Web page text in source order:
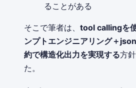
ることがある
そこで筆者は、 tool callingを
ンプトエンジニアリング＋
約で構造化出力を実現する方
た。